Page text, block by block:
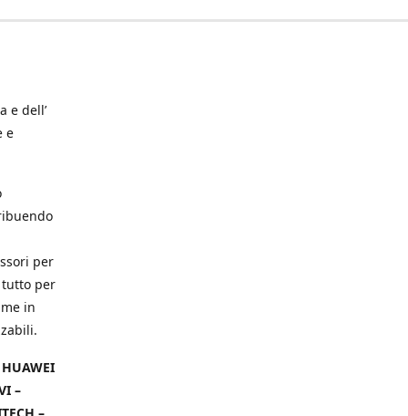
e dell’
e
per
per
in
–
–